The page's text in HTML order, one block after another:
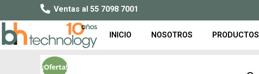
Ventas al 55 7098 7001
INICIO NOSOTROS PRODUCTOS
¡Oferta!